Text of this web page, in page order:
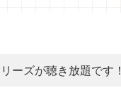
ーズが聴き放題です！